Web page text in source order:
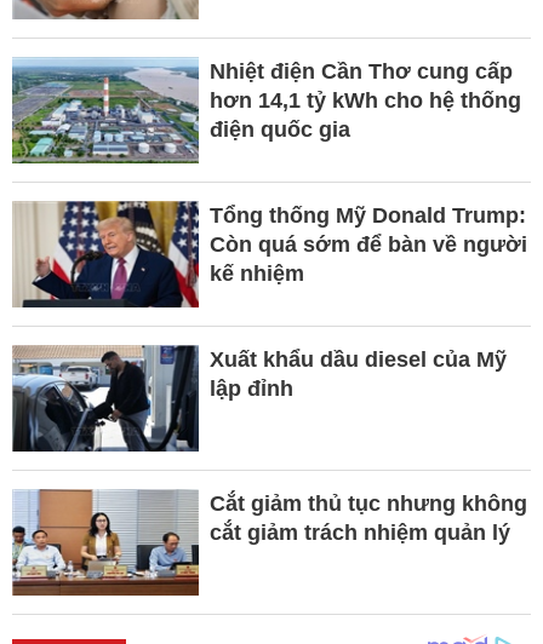
Nhiệt điện Cần Thơ cung cấp
hơn 14,1 tỷ kWh cho hệ thống
điện quốc gia
Tổng thống Mỹ Donald Trump:
Còn quá sớm để bàn về người
kế nhiệm
Xuất khẩu dầu diesel của Mỹ
lập đỉnh
Cắt giảm thủ tục nhưng không
cắt giảm trách nhiệm quản lý